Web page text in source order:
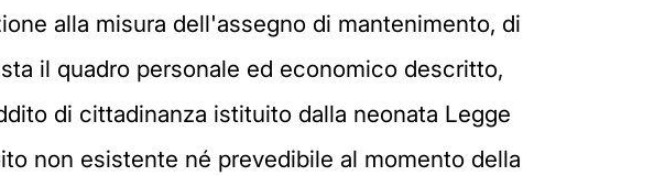
alla misura dell'assegno di mantenimento, di
il quadro personale ed economico descritto,
di cittadinanza istituito dalla neonata Legge
non esistente né prevedibile al momento della